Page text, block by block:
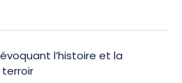
l’histoire et la